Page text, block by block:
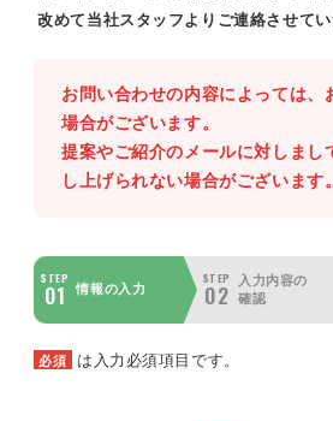
改めて当社スタッフよりご連絡させてい
お問い合わせの内容によっては、
場合がございます。
提案やご紹介のメールに対しまし
し上げられない場合がございます。
STEP
01 情報の入力
STEP
02
入力内容の
確認
必須 は入力必須項目です。